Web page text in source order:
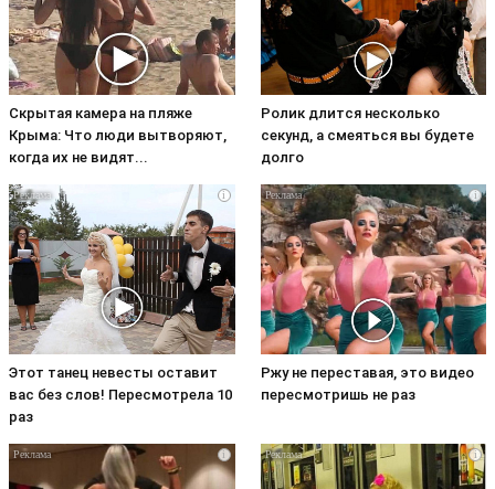
Скрытая камера на пляже
Крыма: Что люди вытворяют,
когда их не видят...
Ролик длится несколько
секунд, а смеяться вы будете
долго
i
Этот танец невесты оставит
вас без слов! Пересмотрела 10
раз
i
Ржу не переставая, это видео
пересмотришь не раз
i i